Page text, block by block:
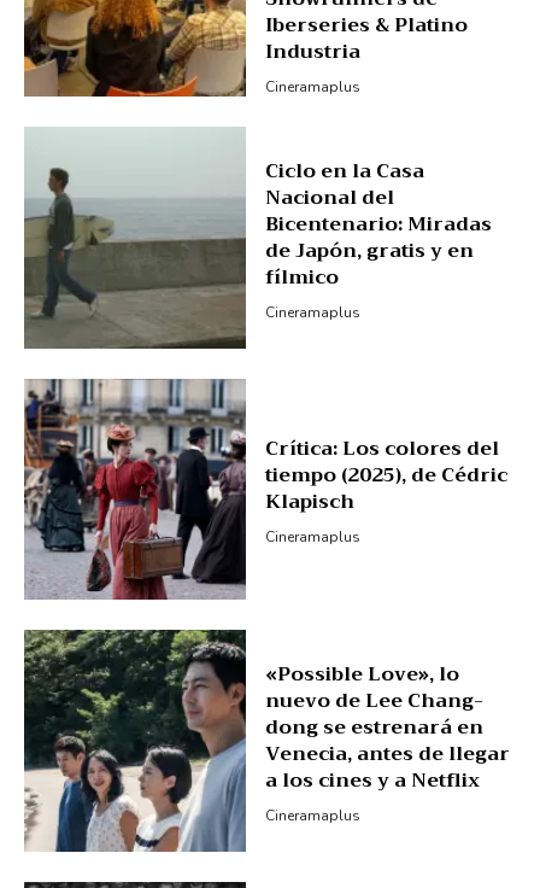
Iberseries & Platino
Industria
Cineramaplus
Ciclo en la Casa
Nacional del
Bicentenario: Miradas
de Japón, gratis y en
fílmico
Cineramaplus
Crítica: Los colores del
tiempo (2025), de Cédric
Klapisch
Cineramaplus
«Possible Love», lo
nuevo de Lee Chang-
dong se estrenará en
Venecia, antes de llegar
a los cines y a Netflix
Cineramaplus